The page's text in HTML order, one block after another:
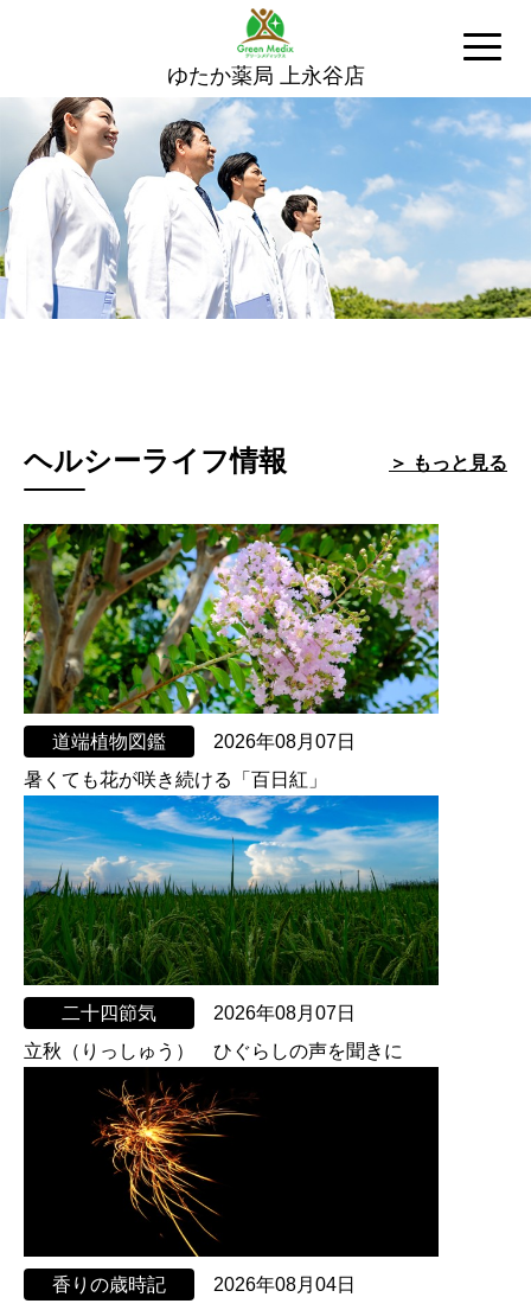
ゆたか薬局 上永谷店
ヘルシーライフ情報
道端植物図鑑
2026年08月07日
暑くても花が咲き続ける「百日紅」
二十四節気
2026年08月07日
立秋（りっしゅう） ひぐらしの声を聞きに
香りの歳時記
2026年08月04日
＞ もっと見る